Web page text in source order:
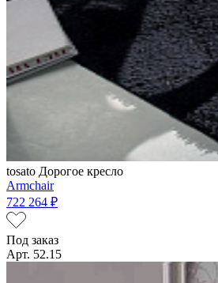
tosato Дорогое кресло
Armchair
722 264 ₽
Под заказ
Арт. 52.15